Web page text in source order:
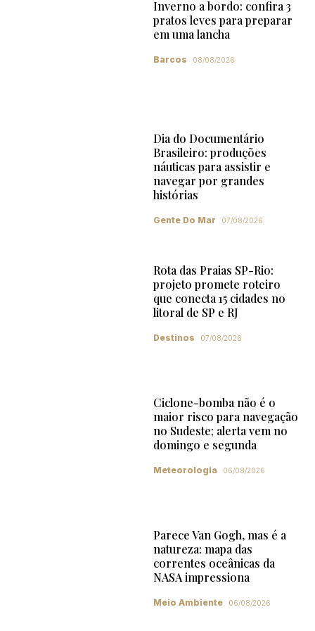
Inverno a bordo: confira 3
pratos leves para preparar
em uma lancha
Barcos 08/08/2026
Dia do Documentário
Brasileiro: produções
náuticas para assistir e
navegar por grandes
histórias
Gente Do Mar 07/08/2026
Rota das Praias SP-Rio:
projeto promete roteiro
que conecta 15 cidades no
litoral de SP e RJ
Destinos 07/08/2026
Ciclone-bomba não é o
maior risco para navegação
no Sudeste; alerta vem no
domingo e segunda
Meteorologia 06/08/2026
Parece Van Gogh, mas é a
natureza: mapa das
correntes oceânicas da
NASA impressiona
Meio Ambiente 06/08/2026